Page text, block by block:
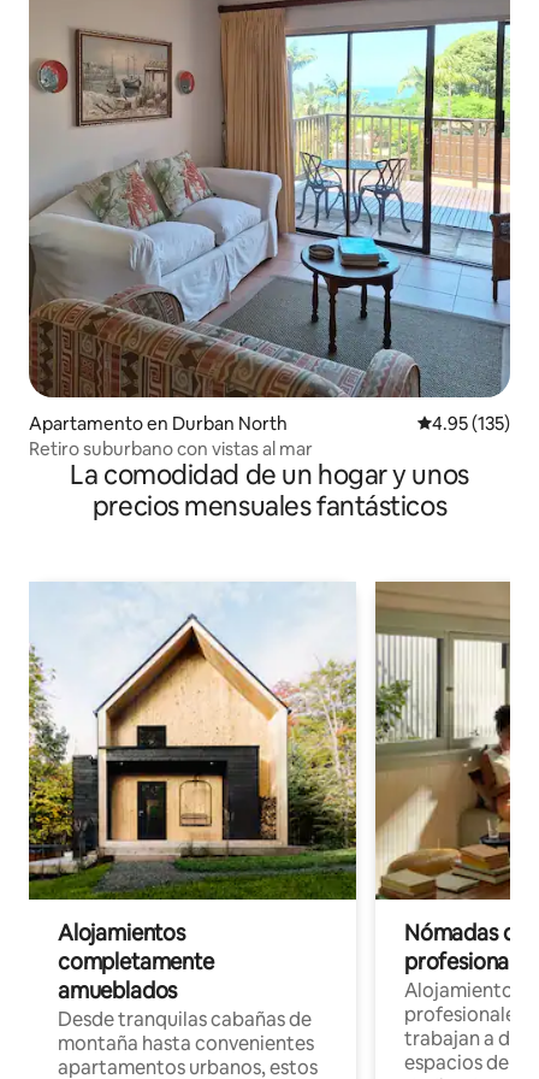
Apartamento en Durban North Calificación
4.95 (135)
Retiro suburbano con vistas al mar
La comodidad de un hogar y unos
precios mensuales fantásticos
Alojamientos
completamente
amueblados
Desde tranquilas cabañas de
montaña hasta convenientes
apartamentos urbanos, estos
Nómadas
Alojamientos
profesionales
trabajan a
espacios de